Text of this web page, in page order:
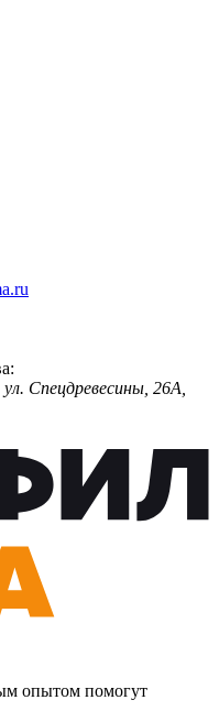
Спецдревесины, 26А,
опытом помогут